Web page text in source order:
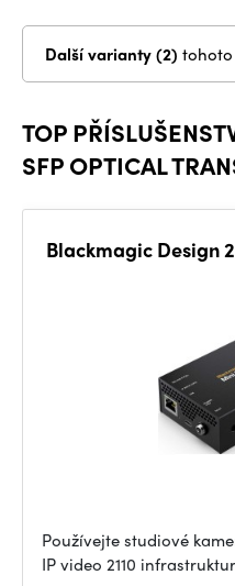
Další varianty (2)
TOP
SFP OPTICAL
Blackmagic Design
Používejte studiové
IP video 2110